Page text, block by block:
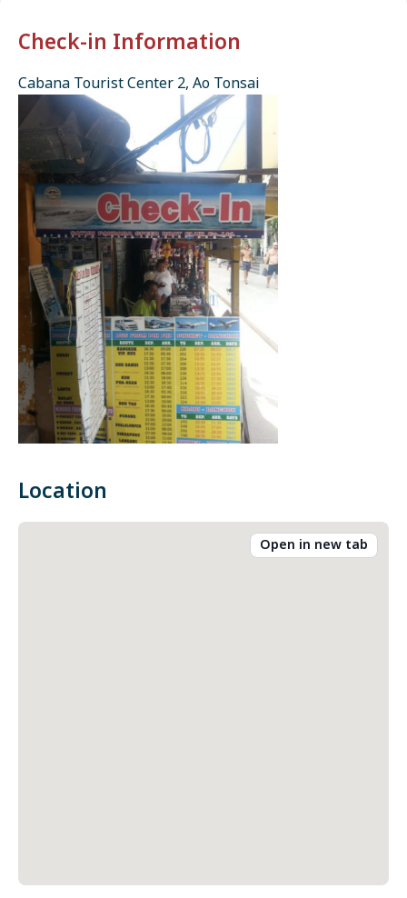
Check-in Information
Cabana Tourist Center 2, Ao Tonsai
Location
Open in new tab